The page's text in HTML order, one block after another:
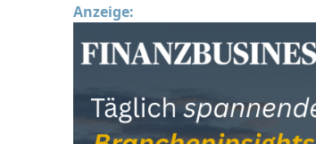
Anzeige: